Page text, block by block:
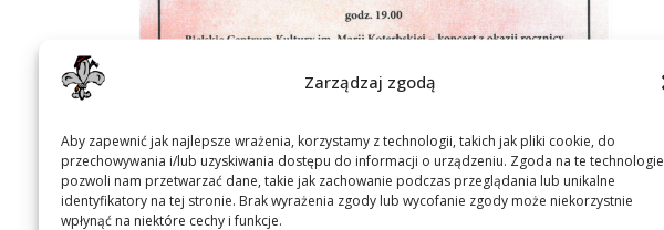
Zarządzaj zgodą
Aby zapewnić jak najlepsze wrażenia, korzystamy z technologii, takich jak pliki cookie, do
przechowywania i/lub uzyskiwania dostępu do informacji o urządzeniu. Zgoda na te technologie
pozwoli nam przetwarzać dane, takie jak zachowanie podczas przeglądania lub unikalne
identyfikatory na tej stronie. Brak wyrażenia zgody lub wycofanie zgody może niekorzystnie
wpłynąć na niektóre cechy i funkcje.